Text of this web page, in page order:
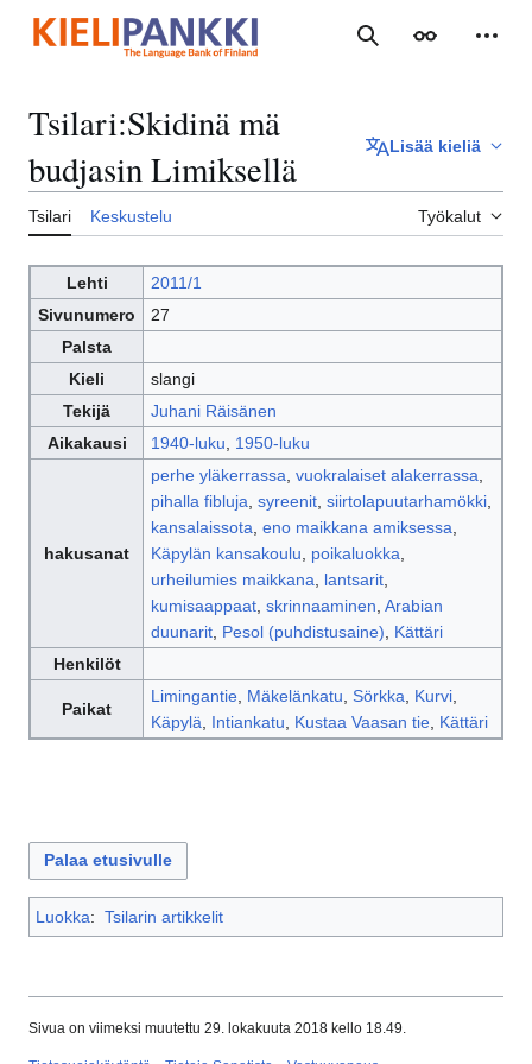
sisältöön
Haku Ulkoasu
Tsilari:Skidinä mä
budjasin Limiksellä
Lisää kieliä
Tsilari Keskustelu Työkalut
Lehti
2011/1
Sivunumero
27
Palsta
Kieli
slangi
Tekijä
Juhani Räisänen
Aikakausi
1940-luku 1950-luku
hakusanat
perhe yläkerrassa vuokralaiset alakerrassa
pihalla fibluja syreenit, siirtolapuutarhamökki,
kansalaissota eno maikkana amiksessa
Käpylän kansakoulu
poikaluokka
urheilumies maikkana
lantsarit,
kumisaappaat, skrinnaaminen Arabian
duunarit, Pesol (puhdistusaine)
Kättäri
Henkilöt
Paikat
Limingantie, Mäkelänkatu Sörkka Kurvi,
Käpylä
Intiankatu Kustaa Vaasan tie, Kättäri
Palaa etusivulle
Luokka: Tsilarin artikkelit
Sivua on viimeksi muutettu 29. lokakuuta 2018 kello 18.49.